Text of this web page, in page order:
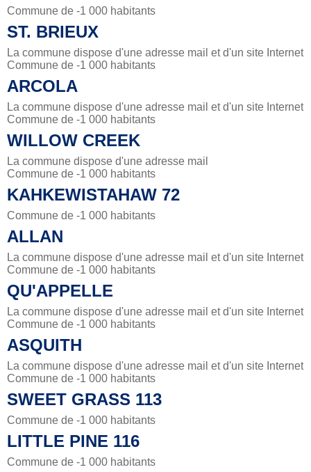
Commune de -1 000 habitants
ST. BRIEUX
La commune dispose d'une adresse mail et d'un site Internet
Commune de -1 000 habitants
ARCOLA
La commune dispose d'une adresse mail et d'un site Internet
Commune de -1 000 habitants
WILLOW CREEK
La commune dispose d'une adresse mail
Commune de -1 000 habitants
KAHKEWISTAHAW 72
Commune de -1 000 habitants
ALLAN
La commune dispose d'une adresse mail et d'un site Internet
Commune de -1 000 habitants
QU'APPELLE
La commune dispose d'une adresse mail et d'un site Internet
Commune de -1 000 habitants
ASQUITH
La commune dispose d'une adresse mail et d'un site Internet
Commune de -1 000 habitants
SWEET GRASS 113
Commune de -1 000 habitants
LITTLE PINE 116
Commune de -1 000 habitants